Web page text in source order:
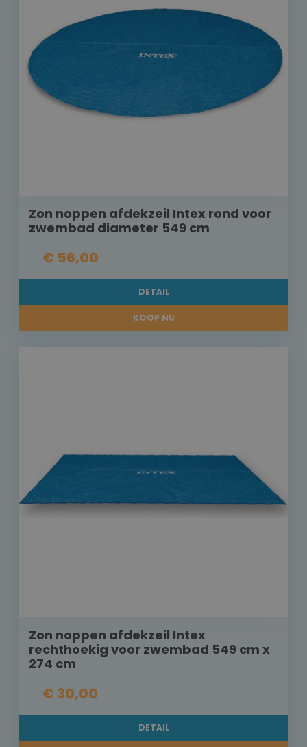
Zon noppen afdekzeil Intex rond voor
zwembad diameter 549 cm
€ 56,00
DETAIL
KOOP NU
Zon noppen afdekzeil Intex
rechthoekig voor zwembad 549 cm x
274 cm
€ 30,00
DETAIL